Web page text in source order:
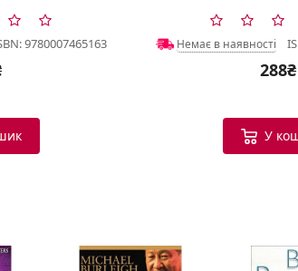
9780007465163 Немає в наявності
288₴
У